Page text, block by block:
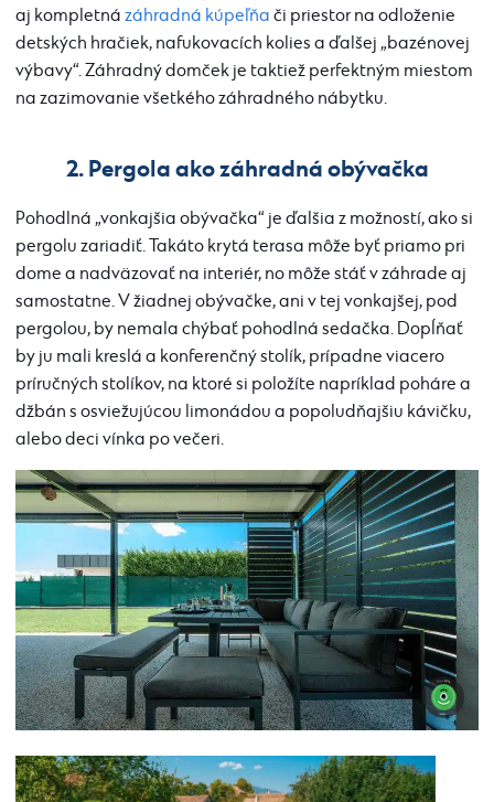
aj kompletná záhradná kúpeľňa či priestor na odloženie
detských hračiek, nafukovacích kolies a ďalšej „bazénovej
výbavy“. Záhradný domček je taktiež perfektným miestom
na zazimovanie všetkého záhradného nábytku.
2. Pergola ako záhradná obývačka
Pohodlná „vonkajšia obývačka“ je ďalšia z možností, ako si
pergolu zariadiť. Takáto krytá terasa môže byť priamo pri
dome a nadväzovať na interiér, no môže stáť v záhrade aj
samostatne. V žiadnej obývačke, ani v tej vonkajšej, pod
pergolou, by nemala chýbať pohodlná sedačka. Dopĺňať
by ju mali kreslá a konferenčný stolík, prípadne viacero
príručných stolíkov, na ktoré si položíte napríklad poháre a
džbán s osviežujúcou limonádou a popoludňajšiu kávičku,
alebo deci vínka po večeri.